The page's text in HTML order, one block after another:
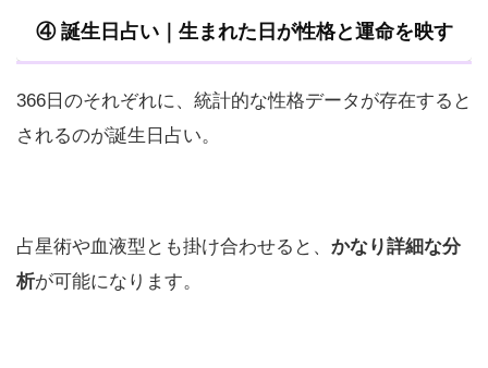
④ 誕生日占い｜生まれた日が性格と運命を映す
366日のそれぞれに、統計的な性格データが存在すると
されるのが誕生日占い。
占星術や血液型とも掛け合わせると、 かなり詳細な分
析が可能になります。